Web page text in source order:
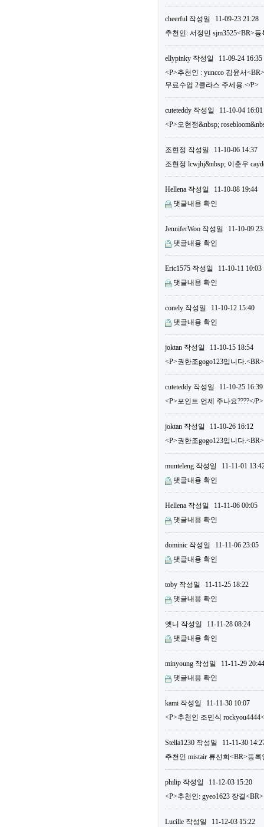
cheerful 작성일
11-09-23 21:28
추천인: 서정민 sjm3525<BR>등
ellypinky 작성일
11-09-24 16:35
<P>추천인 : yuncco 김윤서
무료수업 2클라스 주세용.</P>
cuteteddy 작성일
11-10-04 16:01
<P>오현정&nbsp;
조현정 작성일
11-10-06 14:37
조현정 lcwjhj&nbsp; 이춘우
Hellena 작성일
11-10-08 19:44
댓글내용 확인
JenniferWoo 작성일
11-10-09
댓글내용 확인
Eric1575 작성일
11-10-11 10:03
댓글내용 확인
conely 작성일
11-10-12 15:40
댓글내용 확인
joktan 작성일
11-10-15 18:54
<P>권한조gogo123입니다
cuteteddy 작성일
11-10-25 16:39
<P>포인트 언제 주나요????</P>
joktan 작성일
11-10-26 16:12
<P>권한조gogo123입니다
munteleng 작성일
11-11-01
댓글내용 확인
Hellena 작성일
11-11-06 00:05
댓글내용 확인
dominic 작성일
11-11-06 23:05
댓글내용 확인
toby 작성일
11-11-25 18:22
댓글내용 확인
옛니 작성일
11-11-28 08:24
댓글내용 확인
minyoung 작성일
11-11-29 20:44
댓글내용 확인
kami 작성일
11-11-30 10:07
<P>추천인 조민식
Stella1230 작성일
11-11-30
추천인 mistair 류선희<BR>등
philip 작성일
11-12-03 15:20
<P>추천인: gyeo1623 장결
Lucille 작성일
11-12-03 15:22